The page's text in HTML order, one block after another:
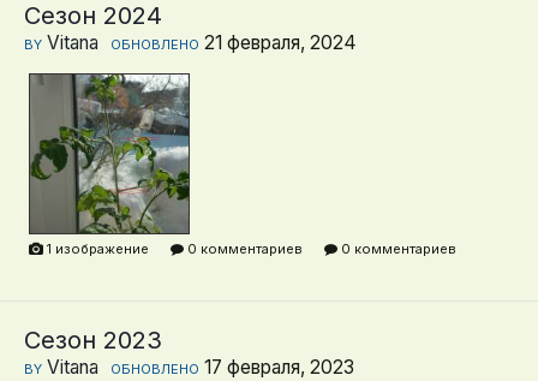
Сезон 2024
BY Vitana ОБНОВЛЕНО 21 февраля, 2024
1 изображение 0 комментариев 0 комментариев
Сезон 2023
BY Vitana ОБНОВЛЕНО 17 февраля, 2023